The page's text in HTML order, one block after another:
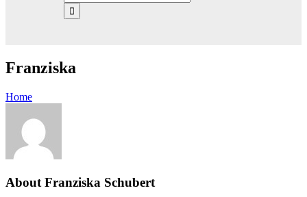
Franziska
Home
About Franziska Schubert